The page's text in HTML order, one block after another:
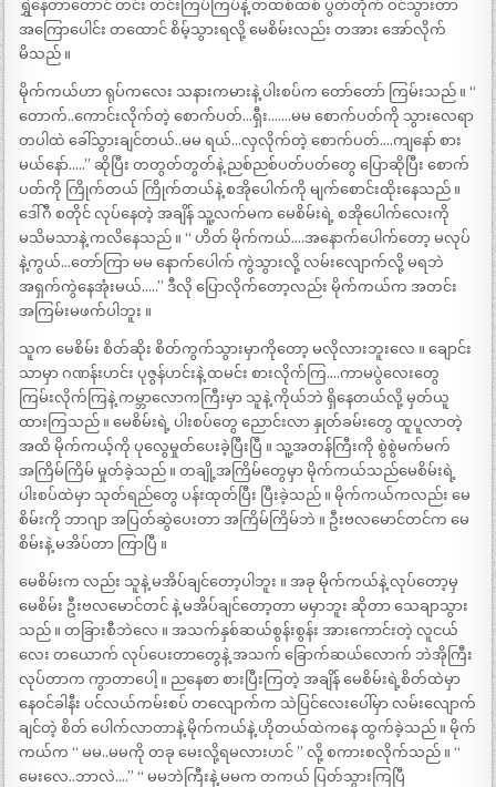
ရွှဲနေတာတောင် တင်း တင်းကြပ်ကြပ်နဲ့ တထစ်ထစ် ပွတ်တိုက် ဝင်သွားတာ
အကြောပေါင်း တထောင် စိမ့်သွားရလို့ မေစိမ်းလည်း တအား အော်လိုက်
မိသည် ။
မိုက်ကယ်ဟာ ရုပ်ကလေး သနားကမားနဲ့ ပါးစပ်က တော်တော် ကြမ်းသည် ။ “
တောက်..ကောင်းလိုက်တဲ့ စောက်ပတ်…ရှီး…….မမ စောက်ပတ်ကို သွားလေရာ
တပါထဲ ခေါ်သွားချင်တယ်..မမ ရယ်…လှလိုက်တဲ့ စောက်ပတ်….ကျနော် စား
မယ်နော်…..” ဆိုပြီး တတွတ်တွတ်နဲ့ ညစ်ညစ်ပတ်ပတ်တွေ ပြောဆိုပြီး စောက်
ပတ်ကို ကြိုက်တယ် ကြိုက်တယ်နဲ့ စအိုပေါက်ကို မျက်စောင်းထိုးနေသည် ။
ဒေါ်ဂီ စတိုင် လုပ်နေတဲ့ အချိန် သူ့လက်မက မေစိမ်းရဲ့ စအိုပေါက်လေးကို
မသိမသာနဲ့ ကလိနေသည် ။ “ ဟိတ် မိုက်ကယ်….အနောက်ပေါက်တော့ မလုပ်
နဲ့ကွယ်…တော်ကြာ မမ နောက်ပေါက် ကွဲသွားလို့ လမ်းလျောက်လို့ မရဘဲ
အရှက်ကွဲနေအုံးမယ်…..” ဒီလို ပြောလိုက်တော့လည်း မိုက်ကယ်က အတင်း
အကြမ်းမဖက်ပါဘူး ။
သူက မေစိမ်း စိတ်ဆိုး စိတ်ကွက်သွားမှာကိုတော့ မလိုလားဘူးလေ ။ ချောင်း
သာမှာ ဂဏန်းဟင်း ပုဇွန်ဟင်းနဲ့ ထမင်း စားလိုက်ကြ….ကာမပွဲလေးတွေ
ကြမ်းလိုက်ကြနဲ့ ကမ္ဘာလောကကြီးမှာ သူနဲ့ ကိုယ်ဘဲ ရှိနေတယ်လို့ မှတ်ယူ
ထားကြသည် ။ မေစိမ်းရဲ့ ပါးစပ်တွေ ညောင်းလာ နှုတ်ခမ်းတွေ ထူပူလာတဲ့
အထိ မိုက်ကယ့်ကို ပုလွေမှုတ်ပေးခဲ့ပြီးပြီ ။ သူ့အတန်ကြီးကို စွဲစွဲမက်မက်
အကြိမ်ကြိမ် မှုတ်ခဲ့သည် ။ တချို့အကြိမ်တွေမှာ မိုက်ကယ်သည်မေစိမ်းရဲ့
ပါးစပ်ထဲမှာ သုတ်ရည်တွေ ပန်းထုတ်ပြီး ပြီးခဲ့သည် ။ မိုက်ကယ်ကလည်း မေ
စိမ်းကို ဘာဂျာ အပြတ်ဆွဲပေးတာ အကြိမ်ကြိမ်ဘဲ ။ ဦးဗလမောင်တင်က မေ
စိမ်းနဲ့ မအိပ်တာ ကြာပြီ ။
မေစိမ်းက လည်း သူနဲ့ မအိပ်ချင်တော့ပါဘူး ။ အခု မိုက်ကယ်နဲ့ လုပ်တော့မှ
မေစိမ်း ဦးဗလမောင်တင် နဲ့ မအိပ်ချင်တော့တာ မမှာဘူး ဆိုတာ သေချာသွား
သည် ။ တခြားစီဘဲလေ ။ အသက်နှစ်ဆယ်စွန်းစွန်း အားကောင်းတဲ့ လူငယ်
လေး တယောက် လုပ်ပေးတာတွေနဲ့ အသက် ခြောက်ဆယ်လောက် ဘဲအိုကြီး
လုပ်တာက ကွာတာပေါ့ ။ ညနေစာ စားပြီးကြတဲ့ အချိန် မေစိမ်းရဲ့စိတ်ထဲမှာ
နေဝင်ခါနီး ပင်လယ်ကမ်းစပ် တလျောက်က သဲပြင်လေးပေါ်မှာ လမ်းလျောက်
ချင်တဲ့ စိတ် ပေါက်လာတာနဲ့ မိုက်ကယ်နဲ့ ဟိုတယ်ထဲကနေ ထွက်ခဲ့သည် ။ မိုက်
ကယ်က “ မမ..မမကို တခု မေးလို့ရမလားဟင် ” လို့ စကားစလိုက်သည် ။ “
မေးလေ..ဘာလဲ….” “ မမဘဲကြီးနဲ့ မမက တကယ် ပြတ်သွားကြပြီ